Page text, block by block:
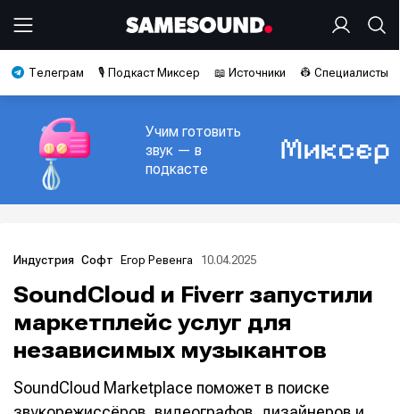
Телеграм 🎙️ Подкаст Миксер 📖 Источники 👷 Специалисты
Учим готовить
звук — в
подкасте
Индустрия Софт Егор Ревенга 10.04.2025
SoundCloud и Fiverr запустили
маркетплейс услуг для
независимых музыкантов
SoundCloud Marketplace поможет в поиске